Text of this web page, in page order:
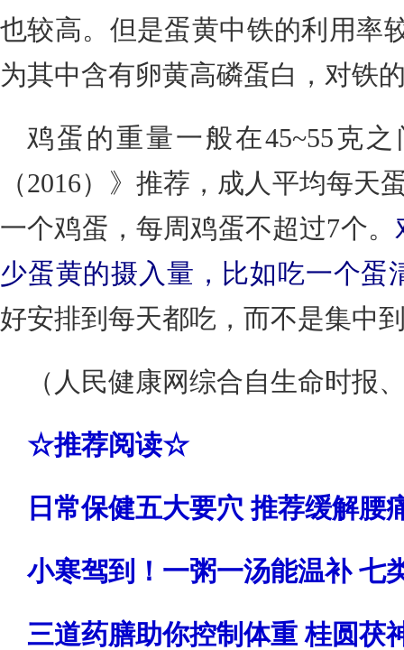
也较高。但是蛋黄中铁的利用率
为其中含有卵黄高磷蛋白，对铁
鸡蛋的重量一般在45~55克
（2016）》推荐，成人平均每天
一个鸡蛋，每周鸡蛋不超过7个。
少蛋黄的摄入量，比如吃一个蛋
好安排到每天都吃，而不是集中
（人民健康网综合自生命时报
☆推荐阅读☆
日常保健五大要穴 推荐缓解腰
小寒驾到！一粥一汤能温补 七
三道药膳助你控制体重 桂圆茯